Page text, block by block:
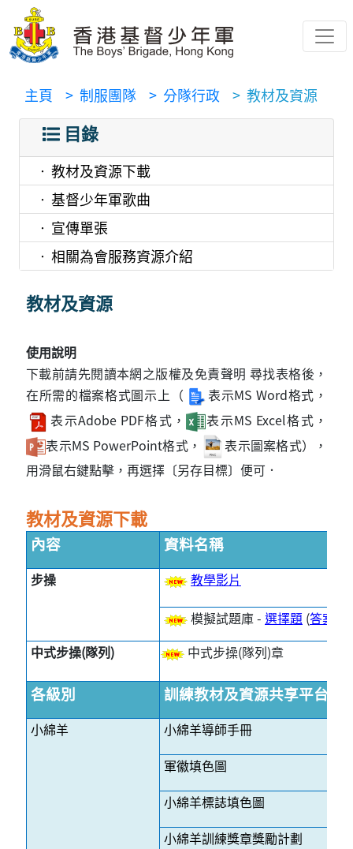
主頁 > 制服團隊 > 分隊行政 > 教材及資源
目錄
教材及資源下載
基督少年軍歌曲
宣傳單張
相關為會服務資源介紹
教材及資源
使用說明
下載前請先閱讀本網之版權及免責聲明 尋找表格後，
在所需的檔案格式圖示上（
表示MS Word格式，
表示Adobe PDF格式，
表示MS Excel格式，
表示MS PowerPoint格式，
表示圖案格式），
用滑鼠右鍵點擊，再選擇〔另存目標〕便可．
教材及資源下載
內容 資料名稱
步操 教學影片
模擬試題庫 - 選擇題 (答案
中式步操(隊列)
中式步操(隊列)章
各級別 訓練教材及資源共享平台
小綿羊
小綿羊導師手冊
軍徽填色圖
小綿羊標誌填色圖
小綿羊訓練獎章獎勵計劃